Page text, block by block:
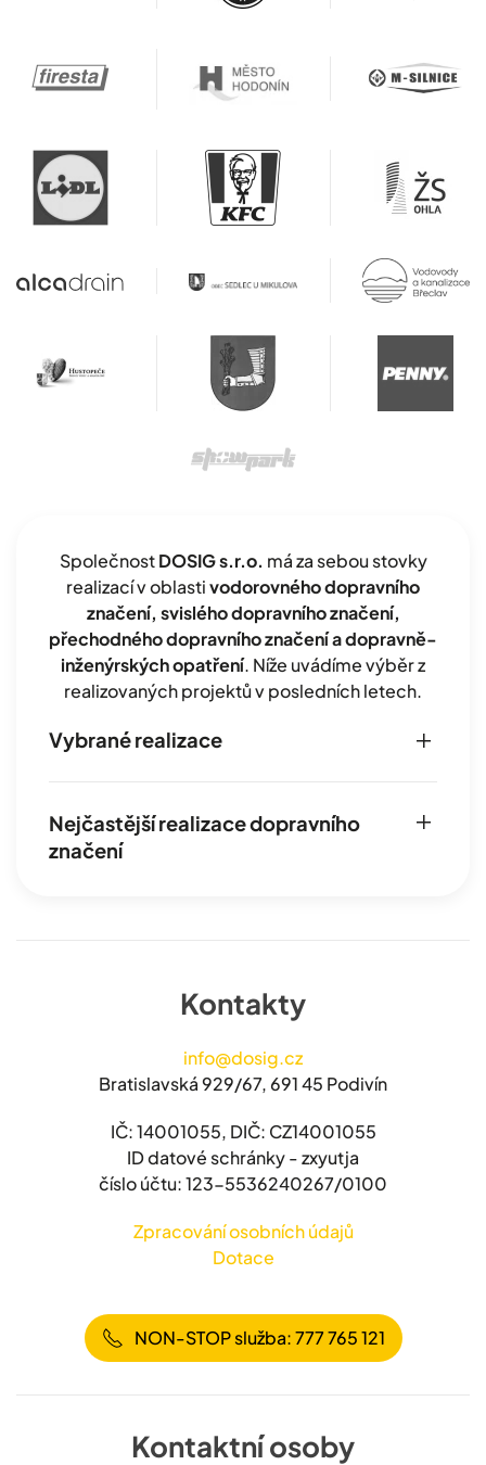
SpolečnostDOSIG s.r.o. má za sebou stovky
realizací v oblastivodorovného dopravního
značení, svislého dopravního značení,
přechodného dopravního značení a dopravně-
inženýrských opatření. Níže uvádíme výběr z
realizovaných projektů v posledních letech.
Vybrané realizace
Nejčastější realizace dopravního
značení
Kontakty
info@dosig.cz
Bratislavská 929/67, 691 45 Podivín
IČ: 14001055, DIČ: CZ14001055
ID datové schránky - zxyutja
číslo účtu: 123-5536240267/0100
Zpracování osobních údajů
Dotace
NON-STOP služba: 777 765 121
Kontaktní osoby